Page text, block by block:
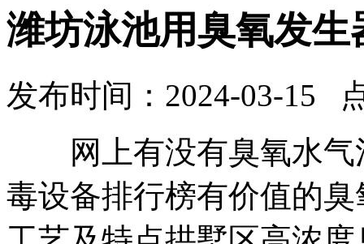
潍坊泳池用臭氧发生
发布时间：2024-03-15
网上有没有臭氧水气
毒设备排行榜有价值的